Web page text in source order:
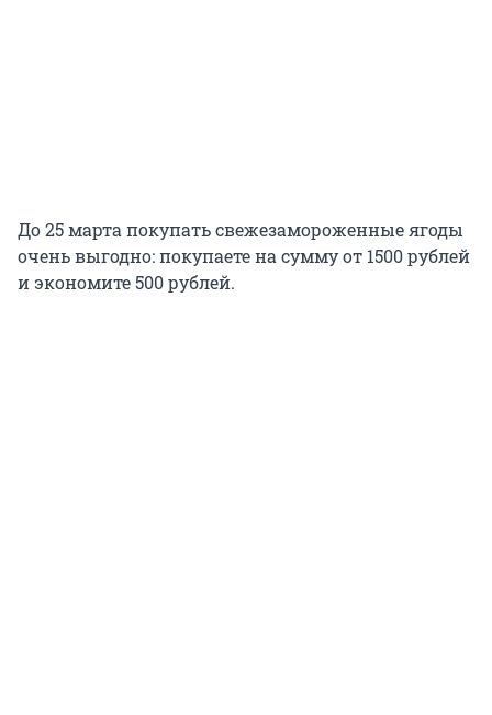
До 25 марта покупать свежезамороженные ягоды
очень выгодно: покупаете на сумму от 1500 рублей
и экономите 500 рублей.